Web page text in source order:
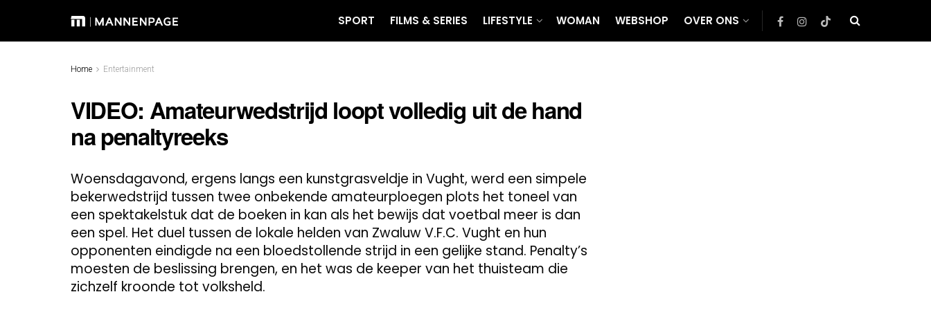
SPORT FILMS & SERIES LIFESTYLE WOMAN WEBSHOP OVER ONS
Home Entertainment
VIDEO: Amateurwedstrijd loopt volledig uit de hand
na penaltyreeks
Woensdagavond, ergens langs een kunstgrasveldje in Vught, werd een simpele
bekerwedstrijd tussen twee onbekende amateurploegen plots het toneel van
een spektakelstuk dat de boeken in kan als het bewijs dat voetbal meer is dan
een spel. Het duel tussen de lokale helden van Zwaluw V.F.C. Vught en hun
opponenten eindigde na een bloedstollende strijd in een gelijke stand. Penalty’s
moesten de beslissing brengen, en het was de keeper van het thuisteam die
zichzelf kroonde tot volksheld.